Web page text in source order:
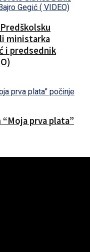
ministarka
i predsednik
prva plata”